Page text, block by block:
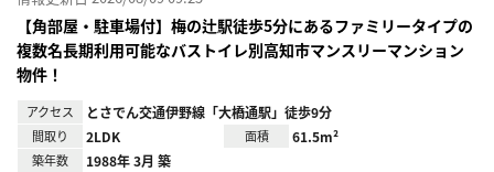
【角部屋・駐車場付】梅の辻駅徒歩5分にあるファミリータイプの
複数名長期利用可能なバストイレ別高知市マンスリーマンション
物件！
アクセス とさでん交通伊野線「大橋通駅」徒歩9分
間取り 2LDK 面積 61.5m²
築年数 1988年 3月 築